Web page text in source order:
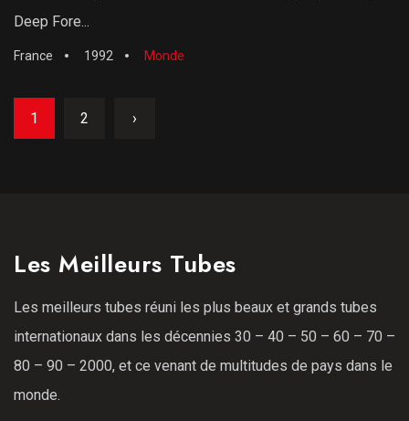
Deep Fore...
France 1992 Monde
1 2 ›
Les Meilleurs Tubes
Les meilleurs tubes réuni les plus beaux et grands tubes
internationaux dans les décennies 30 – 40 – 50 – 60 – 70 –
80 – 90 – 2000, et ce venant de multitudes de pays dans le
monde.